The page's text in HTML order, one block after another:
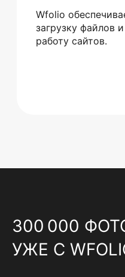
Wfolio
загрузку файлов
работу сайтов.
300 000
УЖЕ С